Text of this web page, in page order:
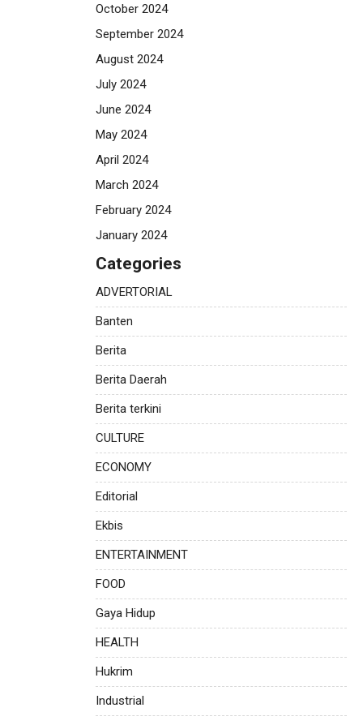
October 2024
September 2024
August 2024
July 2024
June 2024
May 2024
April 2024
March 2024
February 2024
January 2024
Categories
ADVERTORIAL
Banten
Berita
Berita Daerah
Berita terkini
CULTURE
ECONOMY
Editorial
Ekbis
ENTERTAINMENT
FOOD
Gaya Hidup
HEALTH
Hukrim
Industrial